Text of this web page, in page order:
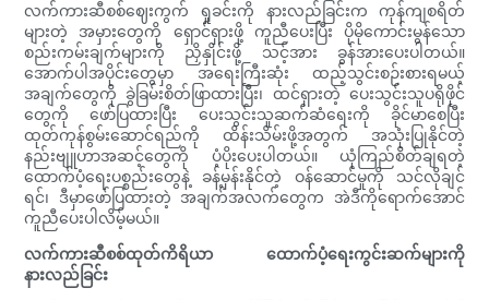
လက်ကားဆီစစ်ဈေးကွက် ရှုခင်းကို နားလည်ခြင်းက ကုန်ကျစရိတ်
များတဲ့ အမှားတွေကို ရှောင်ရှားဖို့ ကူညီပေးပြီး ပိုမိုကောင်းမွန်သော
စည်းကမ်းချက်များကို ညှိနှိုင်းဖို့ သင့်အား ခွန်အားပေးပါတယ်။
အောက်ပါအပိုင်းတွေမှာ အရေးကြီးဆုံး ထည့်သွင်းစဉ်းစားရမယ့်
အချက်တွေကို ခွဲခြမ်းစိတ်ဖြာထားပြီး၊ ထင်ရှားတဲ့ ပေးသွင်းသူပရိုဖိုင်
တွေကို ဖော်ပြထားပြီး ပေးသွင်းသူဆက်ဆံရေးကို ခိုင်မာစေပြီး
ထုတ်ကုန်စွမ်းဆောင်ရည်ကို ထိန်းသိမ်းဖို့အတွက် အသုံးပြုနိုင်တဲ့
နည်းဗျူဟာအဆင့်တွေကို ပံ့ပိုးပေးပါတယ်။ ယုံကြည်စိတ်ချရတဲ့
ထောက်ပံ့ရေးပစ္စည်းတွေနဲ့ ခန့်မှန်းနိုင်တဲ့ ဝန်ဆောင်မှုကို သင်လိုချင်
ရင်၊ ဒီမှာဖော်ပြထားတဲ့ အချက်အလက်တွေက အဲဒီကိုရောက်အောင်
ကူညီပေးပါလိမ့်မယ်။
လက်ကားဆီစစ်ထုတ်ကိရိယာ ထောက်ပံ့ရေးကွင်းဆက်များကို
နားလည်ခြင်း